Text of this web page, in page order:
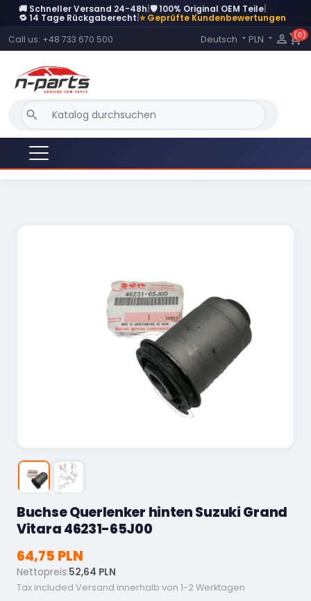
🚚 Schneller Versand 24-48h 🛡️ 100% Original OEM Teile
🔁 14 Tage Rückgaberecht ⭐ Geprüfte Kundenbewertungen
Call us: +48 733 670 500 Language:
Deutsch  PLN   shopping_cart
(0)
search
Buchse Querlenker hinten Suzuki Grand
Vitara 46231-65J00
64,75 PLN
Nettopreis:52,64 PLN
Tax included Versand innerhalb von 1-2 Werktagen